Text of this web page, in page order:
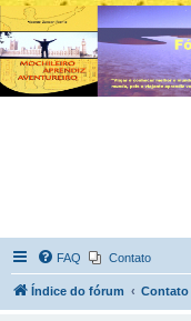
FAQ Contato
Índice do fórum Contato